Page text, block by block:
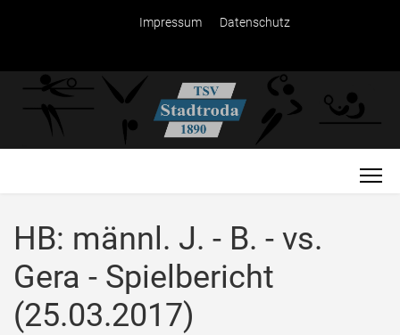
Impressum Datenschutz
HB: männl. J. - B. - vs.
Gera - Spielbericht
(25.03.2017)